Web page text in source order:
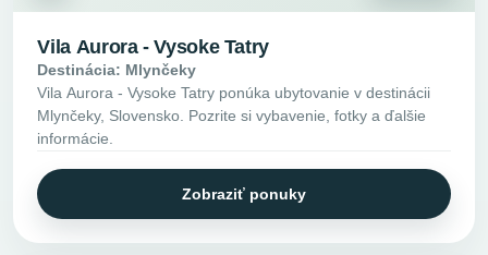
Vila Aurora - Vysoke Tatry
Destinácia: Mlynčeky
Vila Aurora - Vysoke Tatry ponúka ubytovanie v destinácii
Mlynčeky, Slovensko. Pozrite si vybavenie, fotky a ďalšie
informácie.
Zobraziť ponuky